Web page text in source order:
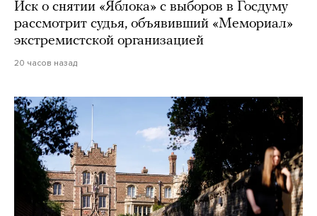
Иск о снятии «Яблока» с выборов в Госдуму
рассмотрит судья, объявивший «Мемориал»
экстремистской организацией
20 часов назад